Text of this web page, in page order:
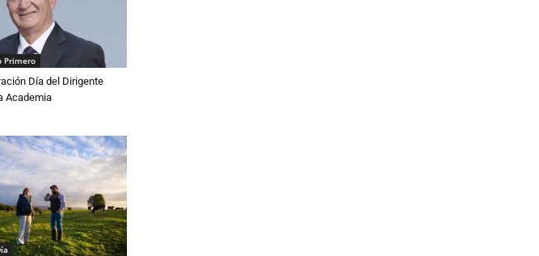
Primero
Día del Dirigente
Academia